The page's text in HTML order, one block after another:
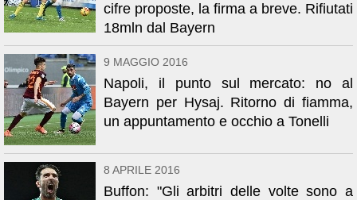
cifre proposte, la firma a breve. Rifiutati
18mln dal Bayern
9 MAGGIO 2016
Napoli, il punto sul mercato: no al
Bayern per Hysaj. Ritorno di fiamma,
un appuntamento e occhio a Tonelli
8 APRILE 2016
Buffon: "Gli arbitri delle volte sono a